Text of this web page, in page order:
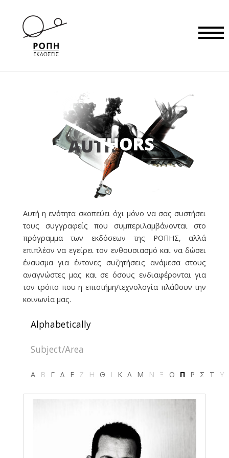
Αυτή η ενότητα σκοπεύει όχι μόνο να σας συστήσει
τους συγγραφείς που συμπεριλαμβάνονται στο
πρόγραμμα των εκδόσεων της ΡΟΠΗΣ, αλλά
επιπλέον να εγείρει τον ενθουσιασμό και να δώσει
έναυσμα για έντονες συζητήσεις ανάμεσα στους
αναγνώστες μας και σε όσους ενδιαφέρονται για
τον τρόπο που η επιστήμη/τεχνολογία πλάθουν την
κοινωνία μας.
Alphabetically
Subject/Area
Α Β Γ Δ Ε Ζ Η Θ Ι Κ Λ Μ Ν Ξ Ο Π Ρ Σ Τ Υ